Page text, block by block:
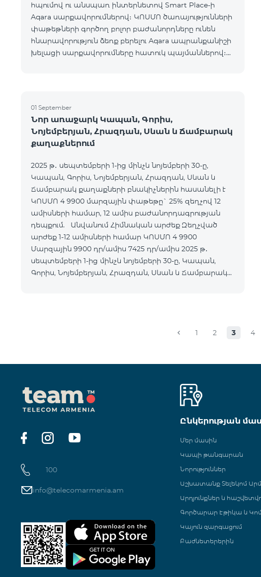
հպումով ու անսպառ ինտերնետով Smart Place-ի
Aqara սարքավորումներով։ ԿՈՍՄՈ ծառայությունների
փաթեթների գործող բոլոր բաժանորդները ունեն
հնարավորություն ձեռք բերելու Aqara ապրանքանիշի
խելացի սարքավորումները հատուկ պայմաններով։
01 September
Նոր առաջարկ Կապան, Գորիս,
Նոյեմբերյան, Հրազդան, Սևան և Ճամբարակ
քաղաքներում
2025 թ․ սեպտեմբերի 1-ից մինչև նոյեմբերի 30-ը,
Կապան, Գորիս, Նոյեմբերյան, Հրազդան, Սևան և
Ճամբարակ քաղաքների բնակիչներին հասանելի է
ԿՈՍՄՈ 4 9900 մարզային փաթեթը` 25% զեղչով 12
ամիսների համար, 12 ամիս բաժանորդագրության
դեպքում. Անվանում Հիմնական արժեք Զեղչված
արժեք 1-12 ամիսների համար ԿՈՍՄՈ 4 9900
Մարզային 9900 դր/ամիս 7425 դր/ամիս 2025 թ․
սեպտեմբերի 1-ից մինչև նոյեմբերի 30-ը, Կապան,
Գորիս, Նոյեմբերյան, Հրազդան, Սևան և Ճամբարակ
1 2 3 4
100
info@telecomarmenia.am
Ընկերության
Մեր մասին
Կապի թանգարան
Նորություններ
Աշխատանք Տելեկոմ
Արդյունքներ և
Գործարար Էթիկա և
Կայուն զարգացում
Բաժնետերերին